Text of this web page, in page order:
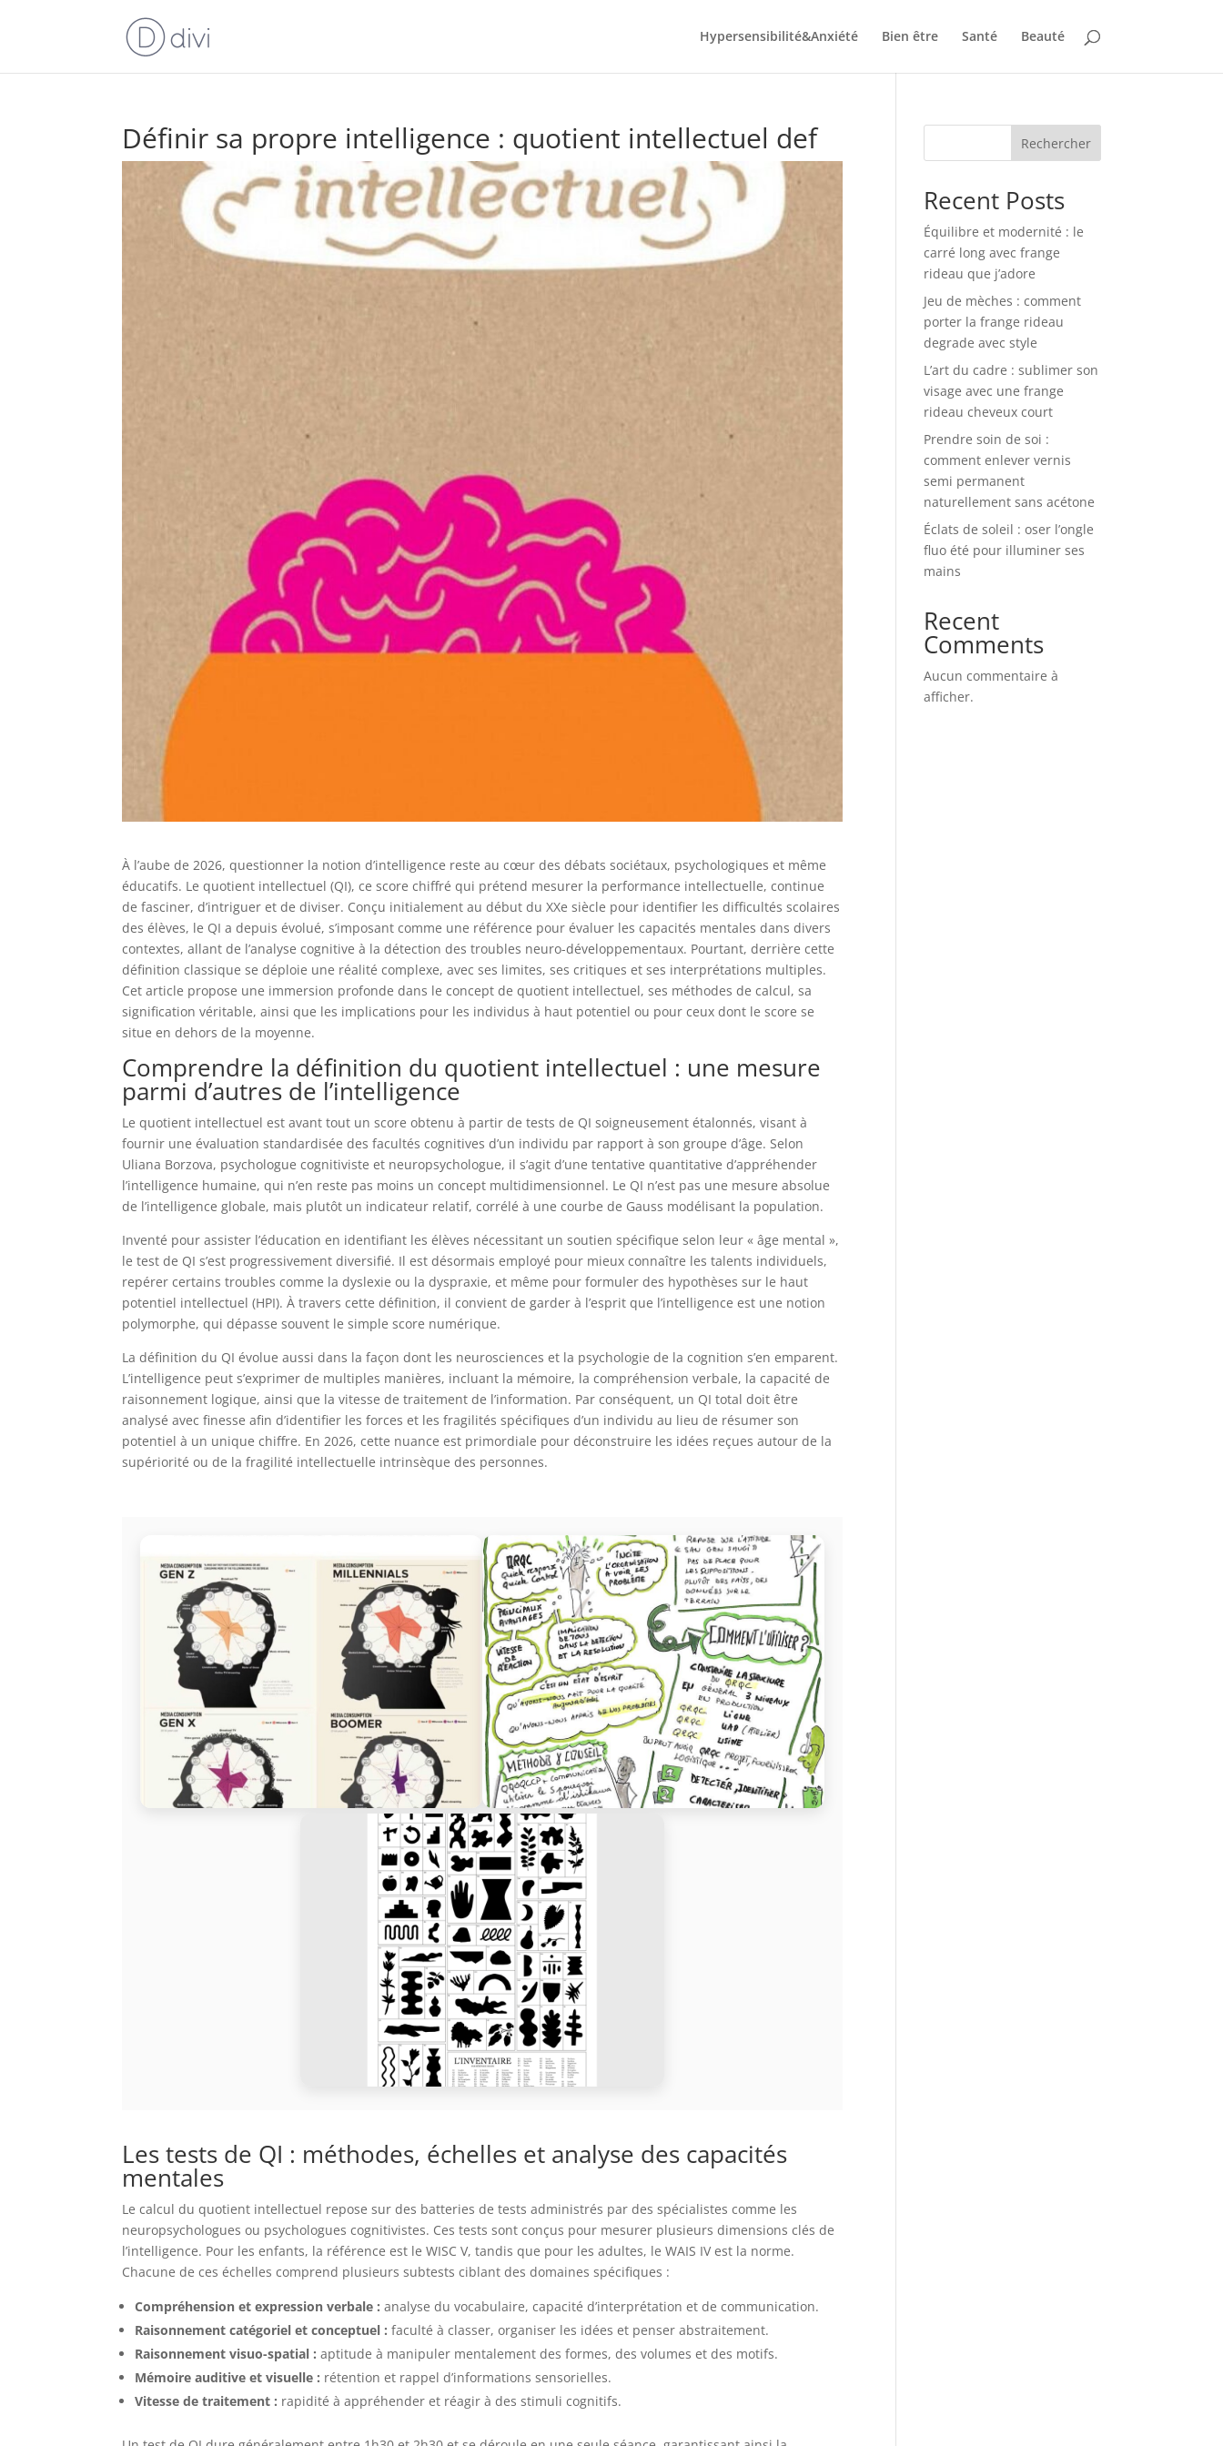
Hypersensibilité&Anxiété Bien être Santé Beauté
Définir sa propre intelligence : quotient intellectuel def
À l’aube de 2026, questionner la notion d’intelligence reste au cœur des débats sociétaux, psychologiques et même
éducatifs. Le quotient intellectuel (QI), ce score chiffré qui prétend mesurer la performance intellectuelle, continue
de fasciner, d’intriguer et de diviser. Conçu initialement au début du XXe siècle pour identifier les difficultés scolaires
des élèves, le QI a depuis évolué, s’imposant comme une référence pour évaluer les capacités mentales dans divers
contextes, allant de l’analyse cognitive à la détection des troubles neuro-développementaux. Pourtant, derrière cette
définition classique se déploie une réalité complexe, avec ses limites, ses critiques et ses interprétations multiples.
Cet article propose une immersion profonde dans le concept de quotient intellectuel, ses méthodes de calcul, sa
signification véritable, ainsi que les implications pour les individus à haut potentiel ou pour ceux dont le score se
situe en dehors de la moyenne.
Comprendre la définition du quotient intellectuel : une mesure
parmi d’autres de l’intelligence
Le quotient intellectuel est avant tout un score obtenu à partir de tests de QI soigneusement étalonnés, visant à
fournir une évaluation standardisée des facultés cognitives d’un individu par rapport à son groupe d’âge. Selon
Uliana Borzova, psychologue cognitiviste et neuropsychologue, il s’agit d’une tentative quantitative d’appréhender
l’intelligence humaine, qui n’en reste pas moins un concept multidimensionnel. Le QI n’est pas une mesure absolue
de l’intelligence globale, mais plutôt un indicateur relatif, corrélé à une courbe de Gauss modélisant la population.
Inventé pour assister l’éducation en identifiant les élèves nécessitant un soutien spécifique selon leur « âge mental »,
le test de QI s’est progressivement diversifié. Il est désormais employé pour mieux connaître les talents individuels,
repérer certains troubles comme la dyslexie ou la dyspraxie, et même pour formuler des hypothèses sur le haut
potentiel intellectuel (HPI). À travers cette définition, il convient de garder à l’esprit que l’intelligence est une notion
polymorphe, qui dépasse souvent le simple score numérique.
La définition du QI évolue aussi dans la façon dont les neurosciences et la psychologie de la cognition s’en emparent.
L’intelligence peut s’exprimer de multiples manières, incluant la mémoire, la compréhension verbale, la capacité de
raisonnement logique, ainsi que la vitesse de traitement de l’information. Par conséquent, un QI total doit être
analysé avec finesse afin d’identifier les forces et les fragilités spécifiques d’un individu au lieu de résumer son
potentiel à un unique chiffre. En 2026, cette nuance est primordiale pour déconstruire les idées reçues autour de la
supériorité ou de la fragilité intellectuelle intrinsèque des personnes.
Les tests de QI : méthodes, échelles et analyse des capacités
mentales
Le calcul du quotient intellectuel repose sur des batteries de tests administrés par des spécialistes comme les
neuropsychologues ou psychologues cognitivistes. Ces tests sont conçus pour mesurer plusieurs dimensions clés de
l’intelligence. Pour les enfants, la référence est le WISC V, tandis que pour les adultes, le WAIS IV est la norme.
Chacune de ces échelles comprend plusieurs subtests ciblant des domaines spécifiques :
Compréhension et expression verbale :analyse du vocabulaire, capacité d’interprétation et de communication.
Raisonnement catégoriel et conceptuel :faculté à classer, organiser les idées et penser abstraitement.
Raisonnement visuo-spatial :aptitude à manipuler mentalement des formes, des volumes et des motifs.
Mémoire auditive et visuelle : rétention et rappel d’informations sensorielles.
Vitesse de traitement : rapidité à appréhender et réagir à des stimuli cognitifs.
Rechercher
Recent Posts
Équilibre et modernité : le
carré long avec frange
rideau que j’adore
Jeu de mèches : comment
porter la frange rideau
degrade avec style
L’art du cadre : sublimer son
visage avec une frange
rideau cheveux court
Prendre soin de soi :
comment enlever vernis
semi permanent
naturellement sans acétone
Éclats de soleil : oser l’ongle
fluo été pour illuminer ses
mains
Recent
Comments
Aucun commentaire à
afficher.